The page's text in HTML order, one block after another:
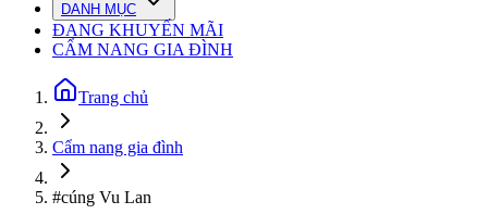
DANH MỤC
ĐANG KHUYẾN MÃI
CẨM NANG GIA ĐÌNH
Trang chủ
Cẩm nang gia đình
#cúng Vu Lan